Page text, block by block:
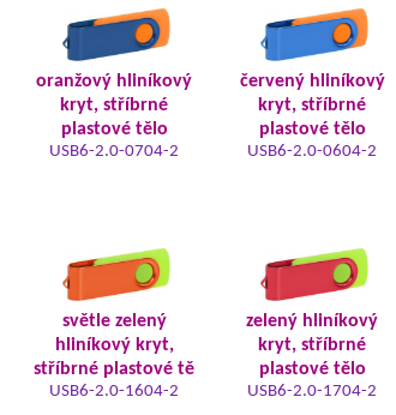
oranžový hliníkový
kryt, stříbrné
plastové tělo
USB6-2.0-0704-2
červený hliníkový
kryt, stříbrné
plastové tělo
USB6-2.0-0604-2
světle zelený
hliníkový kryt,
stříbrné plastové tě
USB6-2.0-1604-2
zelený hliníkový
kryt, stříbrné
plastové tělo
USB6-2.0-1704-2